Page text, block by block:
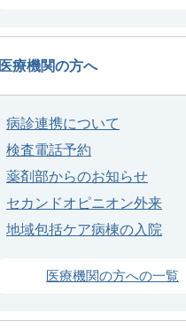
医療機関の方へ
病診連携について
検査電話予約
薬剤部からのお知らせ
セカンドオピニオン外来
地域包括ケア病棟の入院
医療機関の方への一覧